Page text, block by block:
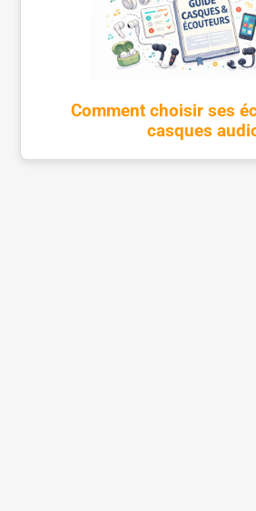
Comment choisir ses
casques